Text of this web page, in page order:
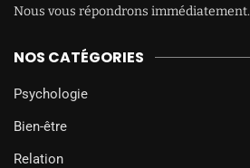
Nous vous répondrons immédiatement.
NOS CATÉGORIES
Psychologie
Bien-être
Relation